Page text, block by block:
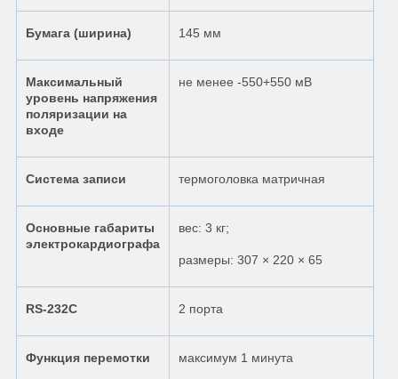
Бумага (ширина) 145 мм
Максимальный
уровень напряжения
поляризации на
входе
не менее -550+550 мВ
Система записи термоголовка матричная
Основные габариты
электрокардиографа
вес: 3 кг;
размеры: 307 × 220 × 65
RS-232C 2 порта
Функция перемотки максимум 1 минута